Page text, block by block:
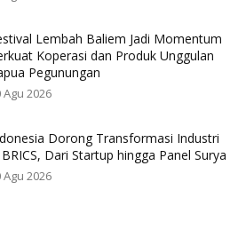
Lembah Baliem Jadi Momentum
Koperasi dan Produk Unggulan
Pegunungan
Agu 2026
Dorong Transformasi Industri
Dari Startup hingga Panel Surya
Agu 2026